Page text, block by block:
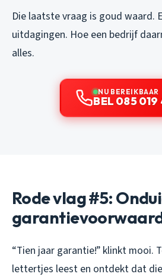
Die laatste vraag is goud waard.
uitdagingen. Hoe een bedrijf
alles.
NU BEREIKBAAR
BEL 085 019
Rode vlag #5:
“Tien jaar garantie!” klinkt mooi.
lettertjes leest en ontdekt dat